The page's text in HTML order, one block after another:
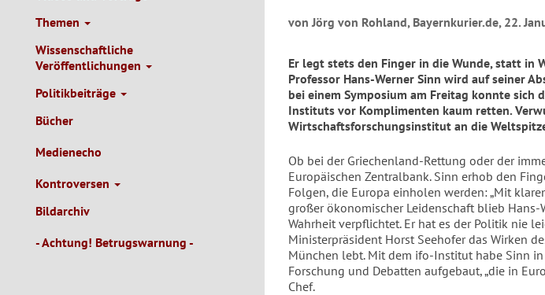
Themen
Wissenschaftliche
Veröffentlichungen
Politikbeiträge
Bücher
Medienecho
Kontroversen
Bildarchiv
- Achtung! Betrugswarnung -
von Jörg von Rohland, Bayernkurier.de, 22.
Er legt stets den Finger in die Wunde, statt in
Professor Hans-Werner Sinn wird auf seiner
bei einem Symposium am Freitag konnte sich
Instituts vor Komplimenten kaum retten.
Wirtschaftsforschungsinstitut an die
Ob bei der Griechenland-Rettung oder der
Europäischen Zentralbank. Sinn erhob den
Folgen, die Europa einholen werden: „Mit
großer ökonomischer Leidenschaft blieb
Wahrheit verpflichtet. Er hat es der Politik nie
Ministerpräsident Horst Seehofer das Wirken
München lebt. Mit dem ifo-Institut habe Sinn
Forschung und Debatten aufgebaut, „die in
Chef.